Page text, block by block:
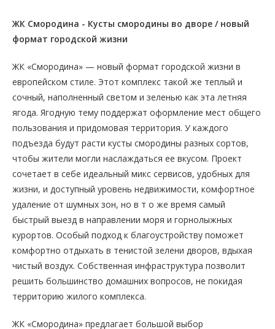
ЖК Смородина - Кусты смородины во дворе / новый
формат городской жизни
ЖК «Смородина» — новый формат городской жизни в
европейском стиле. Этот комплекс такой же теплый и
сочный, наполненный светом и зеленью как эта летняя
ягода. Ягодную тему поддержат оформление мест общего
пользования и придомовая территория. У каждого
подъезда будут расти кусты смородины разных сортов,
чтобы жители могли наслаждаться ее вкусом. Проект
сочетает в себе идеальный микс сервисов, удобных для
жизни, и доступный уровень недвижимости, комфортное
удаление от шумных зон, но в т о же время самый
быстрый выезд в направлении моря и горнолыжных
курортов. Особый подход к благоустройству поможет
комфортно отдыхать в тенистой зелени дворов, вдыхая
чистый воздух. Собственная инфраструктура позволит
решить большинство домашних вопросов, не покидая
территорию жилого комплекса.
ЖК «Смородина» предлагает большой выбор